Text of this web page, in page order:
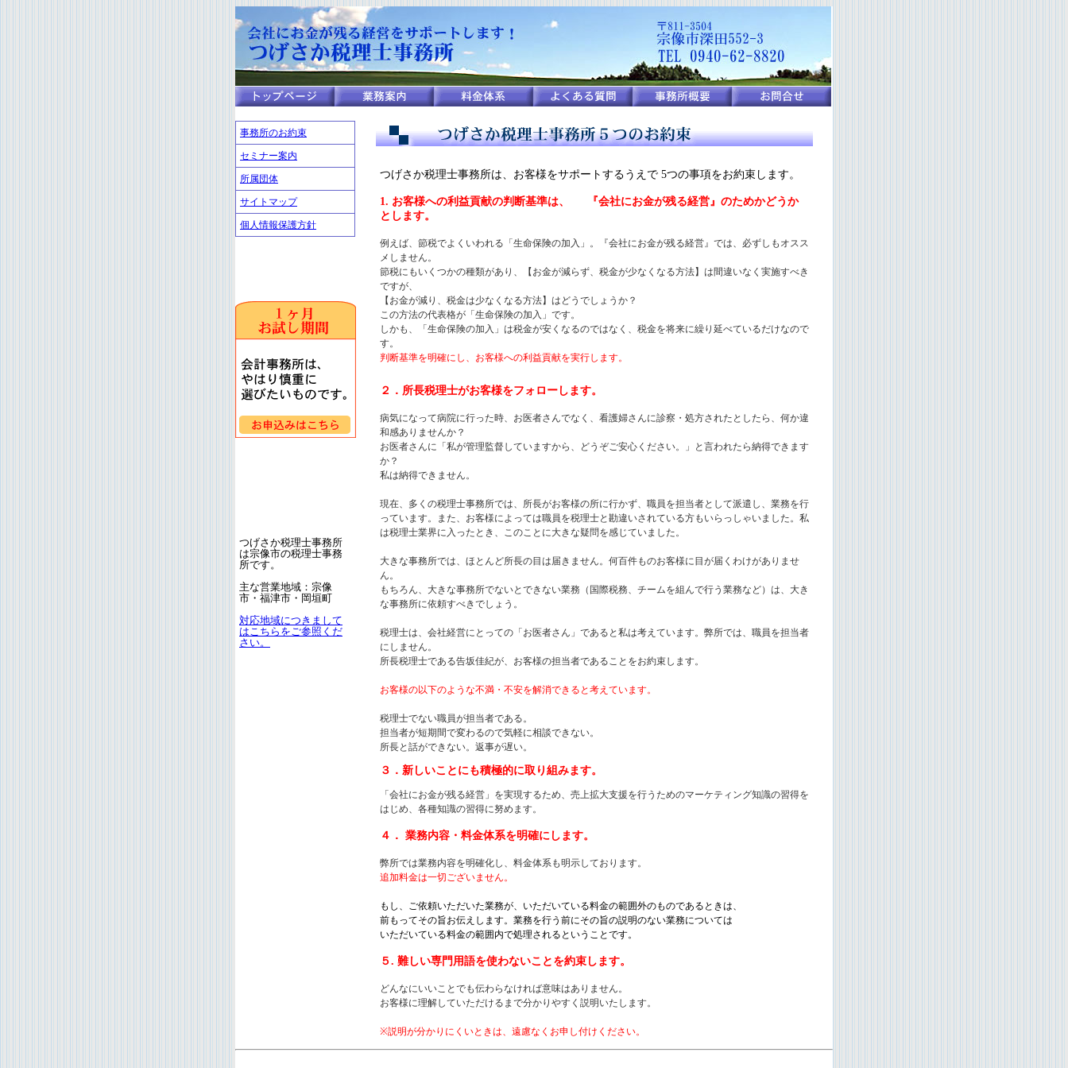
事務所のお約束
セミナー案内
所属団体
サイトマップ
個人情報保護方針
つげさか税理士事務所は、お客様をサポートするうえで 5つの事項をお約束します。
1. お客様への利益貢献の判断基準は、 『会社にお金が残る経営』のためかどうか
とします。
例えば、節税でよくいわれる「生命保険の加入」。『会社にお金が残る経営』では、必ずしもオスス
メしません。
節税にもいくつかの種類があり、【お金が減らず、税金が少なくなる方法】は間違いなく実施すべき
ですが、
【お金が減り、税金は少なくなる方法】はどうでしょうか？
この方法の代表格が「生命保険の加入」です。
しかも、「生命保険の加入」は税金が安くなるのではなく、税金を将来に繰り延べているだけなので
す。
判断基準を明確にし、お客様への利益貢献を実行します。
２．所長税理士がお客様をフォローします。
病気になって病院に行った時、お医者さんでなく、看護婦さんに診察・処方されたとしたら、何か違
和感ありませんか？
お医者さんに「私が管理監督していますから、どうぞご安心ください。」と言われたら納得できます
か？
私は納得できません。
現在、多くの税理士事務所では、所長がお客様の所に行かず、職員を担当者として派遣し、業務を行
っています。また、お客様によっては職員を税理士と勘違いされている方もいらっしゃいました。私
は税理士業界に入ったとき、このことに大きな疑問を感じていました。
大きな事務所では、ほとんど所長の目は届きません。何百件ものお客様に目が届くわけがありませ
ん。
もちろん、大きな事務所でないとできない業務（国際税務、チームを組んで行う業務など）は、大き
な事務所に依頼すべきでしょう。
税理士は、会社経営にとっての「お医者さん」であると私は考えています。弊所では、職員を担当者
にしません。
所長税理士である告坂佳紀が、お客様の担当者であることをお約束します。
お客様の以下のような不満・不安を解消できると考えています。
税理士でない職員が担当者である。
担当者が短期間で変わるので気軽に相談できない。
所長と話ができない。返事が遅い。
３．新しいことにも積極的に取り組みます。
「会社にお金が残る経営」を実現するため、売上拡大支援を行うためのマーケティング知識の習得を
はじめ、各種知識の習得に努めます。
４． 業務内容・料金体系を明確にします。
弊所では業務内容を明確化し、料金体系も明示しております。
追加料金は一切ございません。
もし、ご依頼いただいた業務が、いただいている料金の範囲外のものであるときは、
前もってその旨お伝えします。業務を行う前にその旨の説明のない業務については
いただいている料金の範囲内で処理されるということです。
５. 難しい専門用語を使わないことを約束します。
どんなにいいことでも伝わらなければ意味はありません。
お客様に理解していただけるまで分かりやすく説明いたします。
※説明が分かりにくいときは、遠慮なくお申し付けください。
つげさか税理士事務所
は宗像市の税理士事務
所です。
主な営業地域：宗像
市・福津市・岡垣町
対応地域につきまして
はこちらをご参照くだ
さい。